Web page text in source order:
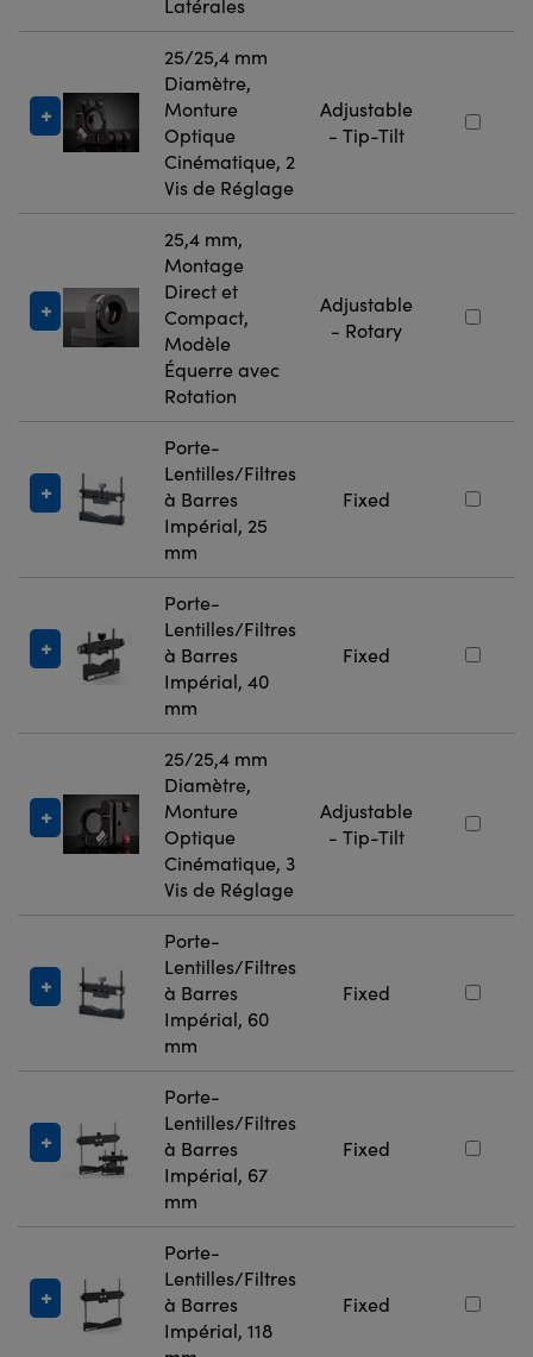
25/25,4 mm
Diamètre,
Monture
Optique
Cinématique, 2
Vis de Réglage
Adjustable
- Tip-Tilt
25,4 mm,
Montage
Direct et
Compact,
Modèle
Équerre avec
Rotation
Adjustable
- Rotary
Porte-
Lentilles/Filtres
à Barres
Impérial, 25
mm
Fixed
Porte-
Lentilles/Filtres
à Barres
Impérial, 40
mm
Fixed
25/25,4 mm
Diamètre,
Monture
Optique
Cinématique, 3
Vis de Réglage
Adjustable
- Tip-Tilt
Porte-
Lentilles/Filtres
à Barres
Impérial, 60
mm
Fixed
Porte-
Lentilles/Filtres
à Barres
Impérial, 67
mm
Fixed
Porte-
Lentilles/Filtres
à Barres
Impérial, 118
Fixed